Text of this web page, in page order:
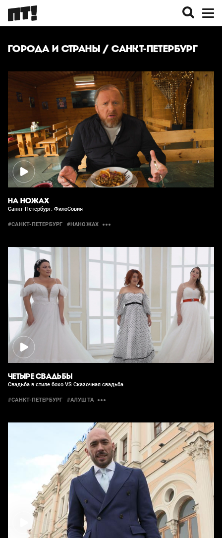
ГОРОДА И СТРАНЫ / САНКТ-ПЕТЕРБУРГ
НА НОЖАХ
Санкт-Петербург. ФилоСовия
#САНКТ-ПЕТЕРБУРГ #НАНОЖАХ
ЧЕТЫРЕ СВАДЬБЫ
Свадьба в стиле бохо VS Сказочная свадьба
#САНКТ-ПЕТЕРБУРГ #АЛУШТА